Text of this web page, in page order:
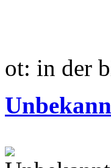
ot: in der